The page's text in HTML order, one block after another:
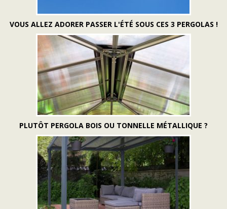
VOUS ALLEZ ADORER PASSER L'ÉTÉ SOUS CES 3 PERGOLAS !
PLUTÔT PERGOLA BOIS OU TONNELLE MÉTALLIQUE ?